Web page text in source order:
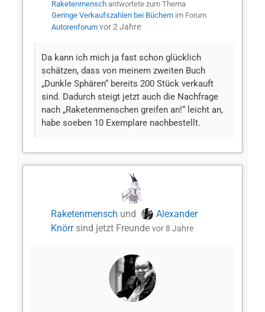
Raketenmensch antwortete zum Thema
Geringe Verkaufszahlen bei Büchern im Forum
Autorenforum vor 2 Jahre
Da kann ich mich ja fast schon glücklich
schätzen, dass von meinem zweiten Buch
„Dunkle Sphären“ bereits 200 Stück verkauft
sind. Dadurch steigt jetzt auch die Nachfrage
nach „Raketenmenschen greifen an!“ leicht an,
habe soeben 10 Exemplare nachbestellt.
Raketenmensch und
Alexander
Knörrsind jetzt Freundevor 8 Jahre